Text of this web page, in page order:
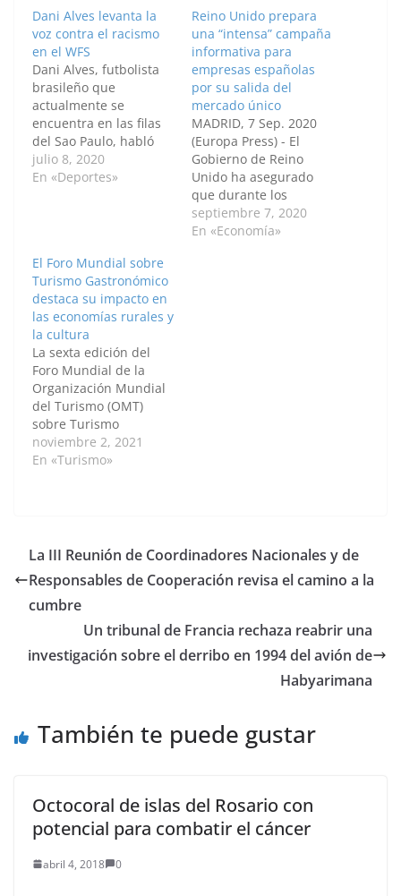
Dani Alves levanta la
voz contra el racismo
en el WFS
Dani Alves, futbolista
brasileño que
actualmente se
encuentra en las filas
del Sao Paulo, habló
acerca de la
importancia de que la
Live'. "Creo que las
personas están
olvidando que antes de
ser jugador de…
julio 8, 2020
En «Deportes»
Reino Unido prepara
una “intensa” campaña
informativa para
empresas españolas
por su salida del
mercado único
MADRID, 7 Sep. 2020
(Europa Press) - El
Gobierno de Reino
Unido ha asegurado
que durante los
próximos meses llevará
a cabo una "intensa"
septiembre 7, 2020
En «Economía»
El Foro Mundial sobre
Turismo Gastronómico
destaca su impacto en
las economías rurales y
la cultura
La sexta edición del
Foro Mundial de la
Organización Mundial
del Turismo (OMT)
sobre Turismo
Gastronómico, que
culminó hoy en
crear empleo y
cultura y el patrimonio,
informó esa oficina de
noviembre 2, 2021
En «Turismo»
La III Reunión de Coordinadores Nacionales y de
Responsables de Cooperación revisa el camino a la
cumbre
Un tribunal de Francia rechaza reabrir una
investigación sobre el derribo en 1994 del avión de
Habyarimana
También te puede gustar
Octocoral de islas del Rosario con
potencial para combatir el cáncer
abril 4, 2018 0